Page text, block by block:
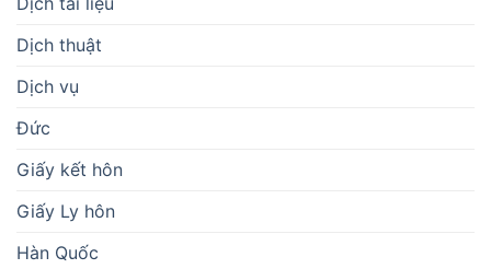
Dịch thuật
Dịch vụ
Đức
Giấy kết hôn
Giấy Ly hôn
Hàn Quốc